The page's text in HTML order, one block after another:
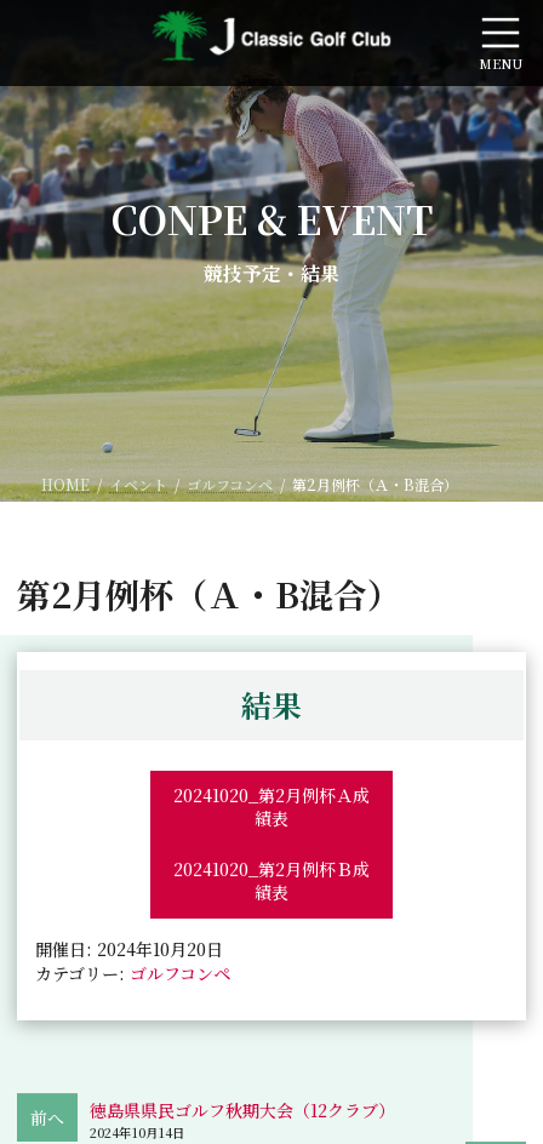
ン
ツ
へ
ス
キ
ッ
プ
ー
シ
ョ
ン
に
移
動
CONPE & EVENT
競技予定・結果
HOME イベント ゴルフコンペ 第2月例杯（Ａ・B混合）
第2月例杯（Ａ・B混合）
結果
20241020_第2月例杯Ａ成
績表
20241020_第2月例杯Ｂ成
績表
開催日: 2024年10月20日
カテゴリー: ゴルフコンペ
徳島県県民ゴルフ秋期大会（12クラブ）
2024年10月14日